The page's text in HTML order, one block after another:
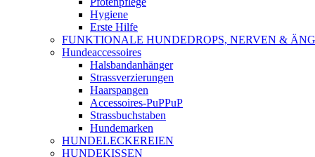
Hygiene
Erste Hilfe
FUNKTIONALE HUNDEDROPS, NERVEN &
Hundeaccessoires
Halsbandanhänger
Strassverzierungen
Haarspangen
Accessoires-PuPPuP
Strassbuchstaben
Hundemarken
HUNDELECKEREIEN
HUNDEKISSEN